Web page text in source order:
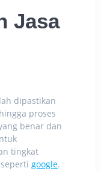
Jasa
dipastikan
proses
benar dan
tingkat
google.